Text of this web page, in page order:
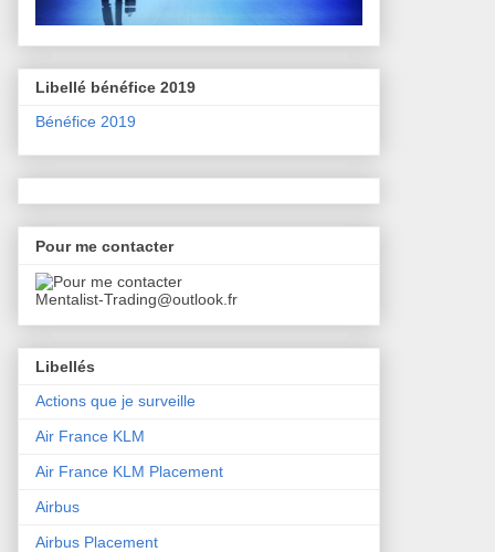
Libellé bénéfice 2019
Bénéfice 2019
Pour me contacter
Mentalist-Trading@outlook.fr
Libellés
Actions que je surveille
Air France KLM
Air France KLM Placement
Airbus
Airbus Placement